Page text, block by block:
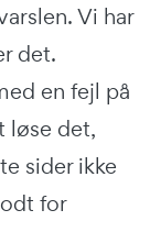
Vi har
det.
en fejl på
løse det,
sider ikke
for